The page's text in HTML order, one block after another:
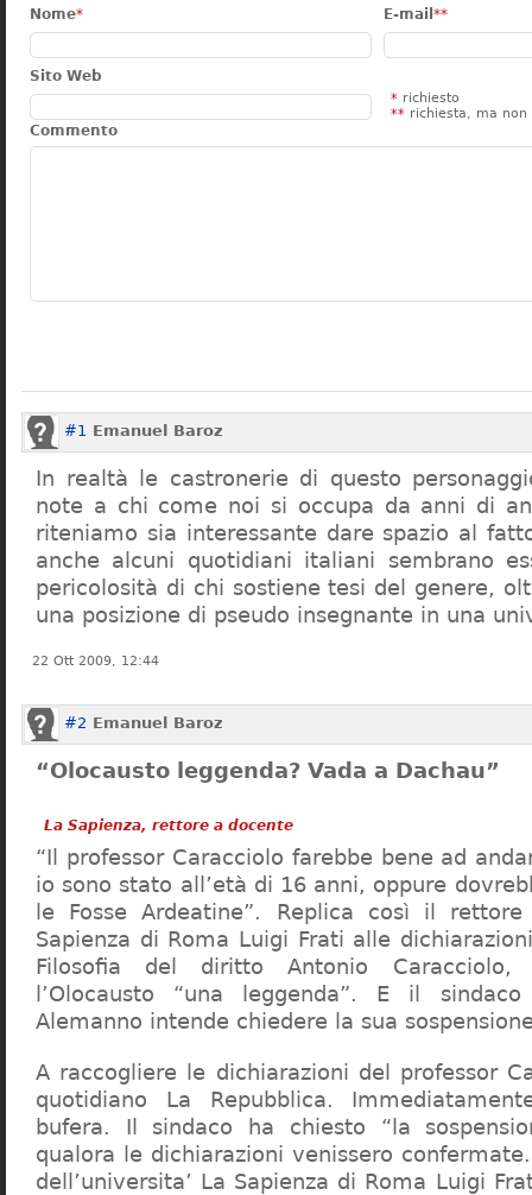
Nome* E-mail **
Sito Web
* richiesto
** richiesta, ma non
Commento
#1 Emanuel Baroz
In realtà le castronerie di questo
note a chi come noi si occupa da anni di
riteniamo sia interessante dare spazio al fatto
anche alcuni quotidiani italiani sembrano
pericolosità di chi sostiene tesi del genere,
una posizione di pseudo insegnante in una
22 Ott 2009, 12:44
#2 Emanuel Baroz
“Olocausto leggenda? Vada a Dachau”
La Sapienza, rettore a docente
“Il professor Caracciolo farebbe bene ad
io sono stato all’età di 16 anni, oppure
le Fosse Ardeatine”. Replica così il rettore
Sapienza di Roma Luigi Frati alle
Filosofia del diritto Antonio
l’Olocausto “una leggenda”. E il
Alemanno intende chiedere la sua
A raccogliere le dichiarazioni del professor
quotidiano La Repubblica.
bufera. Il sindaco ha chiesto “la
qualora le dichiarazioni venissero
dell’universita’ La Sapienza di Roma Luigi